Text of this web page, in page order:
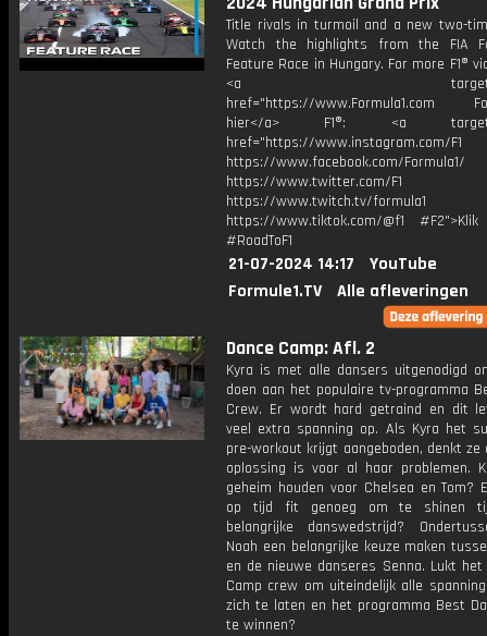
Title rivals in turmoil and a new two-
Watch the highlights from the FIA
Feature Race in Hungary. For more F1®
<a
href="https://www.Formula1.com
hier</a> F1®: <a
href="https://www.instagram.com/F1
https://www.facebook.com/Formula1/
https://www.twitter.com/F1
https://www.twitch.tv/formula1
https://www.tiktok.com/@f1
#RoadToF1
21-07-2024 14:17
YouTube
Formule1.TV
Alle afleveringen
Dance Camp: Afl. 2
Kyra is met alle dansers uitgenodigd
doen aan het populaire tv-programma
Crew. Er wordt hard getraind en dit
veel extra spanning op. Als Kyra het
pre-workout krijgt aangeboden, denkt
oplossing is voor al haar problemen.
geheim houden voor Chelsea en Tom?
op tijd fit genoeg om te shinen
belangrijke danswedstrijd?
Noah een belangrijke keuze maken
en de nieuwe danseres Senna. Lukt het
Camp crew om uiteindelijk alle
zich te laten en het programma Best
te winnen?